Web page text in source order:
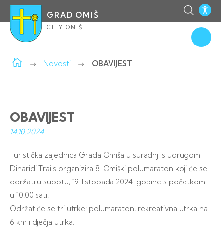
GRAD OMIŠ
CITY OMIŠ
Novosti OBAVIJEST
OBAVIJEST
14.10.2024
Turistička zajednica Grada Omiša u suradnji s udrugom
Dinaridi Trails organizira 8. Omiški polumaraton koji će se
održati u subotu, 19. listopada 2024. godine s početkom
u 10:00 sati.
Održat će se tri utrke: polumaraton, rekreativna utrka na
6 km i dječja utrka.